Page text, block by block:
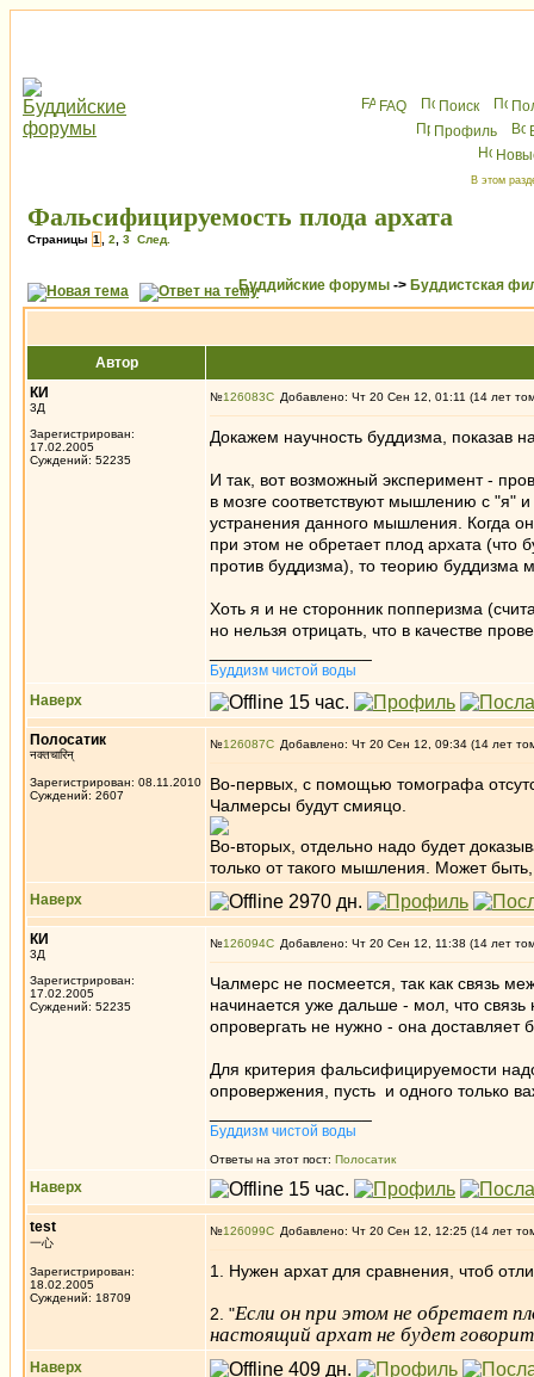
FAQ Поиск
Профиль
В этом
Фальсифицируемость плода архата
Страницы 1 2 3 След.
Буддийские форумы -> Буддистская
Автор
КИ
3Д
Зарегистрирован:
17.02.2005
Суждений: 52235
№126083 Добавлено: Чт 20 Сен 12, 01:11 (14 лет
Докажем научность буддизма, показав
И так, вот возможный эксперимент -
в мозге соответствуют мышлению с "я"
устранения данного мышления. Когда
при этом не обретает плод архата (что
против буддизма), то теорию буддизма
Хоть я и не сторонник попперизма
но нельзя отрицать, что в качестве
Буддизм чистой воды
Наверх
Полосатик
नक्तचारिन्
Зарегистрирован: 08.11.2010
Суждений: 2607
№126087 Добавлено: Чт 20 Сен 12, 09:34 (14 лет
Во-первых, с помощью томографа
Чалмерсы будут смияцо.
Во-вторых, отдельно надо будет
только от такого мышления. Может быть,
Наверх
КИ
3Д
Зарегистрирован:
17.02.2005
Суждений: 52235
№126094 Добавлено: Чт 20 Сен 12, 11:38 (14 лет
Чалмерс не посмеется, так как связь
начинается уже дальше - мол, что
опровергать не нужно - она доставляет
Для критерия фальсифицируемости
опровержения, пусть и одного только
Буддизм чистой воды
Ответы на этот пост: Полосатик
Наверх
test
一心
Зарегистрирован:
18.02.2005
Суждений: 18709
№126099 Добавлено: Чт 20 Сен 12, 12:25 (14 лет
1. Нужен архат для сравнения, чтоб
2. "Если он при этом не обретает
настоящий архат не будет
Наверх